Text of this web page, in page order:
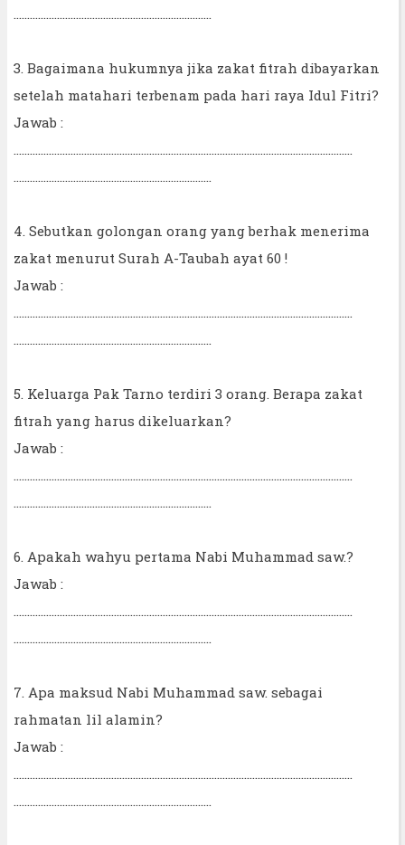
……………………………………………………………….
3. Bagaimana hukumnya jika zakat fitrah dibayarkan
setelah matahari terbenam pada hari raya Idul Fitri?
Jawab :
……………………………………………………………………………………………………………..
……………………………………………………………….
4. Sebutkan golongan orang yang berhak menerima
zakat menurut Surah A-Taubah ayat 60 !
Jawab :
……………………………………………………………………………………………………………..
……………………………………………………………….
5. Keluarga Pak Tarno terdiri 3 orang. Berapa zakat
fitrah yang harus dikeluarkan?
Jawab :
……………………………………………………………………………………………………………..
……………………………………………………………….
6. Apakah wahyu pertama Nabi Muhammad saw.?
Jawab :
……………………………………………………………………………………………………………..
……………………………………………………………….
7. Apa maksud Nabi Muhammad saw. sebagai
rahmatan lil alamin?
Jawab :
……………………………………………………………………………………………………………..
……………………………………………………………….